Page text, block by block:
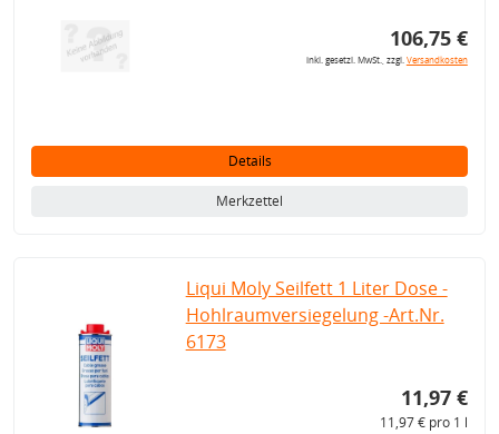
106,75 €
inkl. gesetzl. MwSt., zzgl.Versandkosten
Details
Merkzettel
Liqui Moly Seilfett 1 Liter Dose -
Hohlraumversiegelung -Art.Nr.
6173
11,97 €
11,97 € pro 1 l